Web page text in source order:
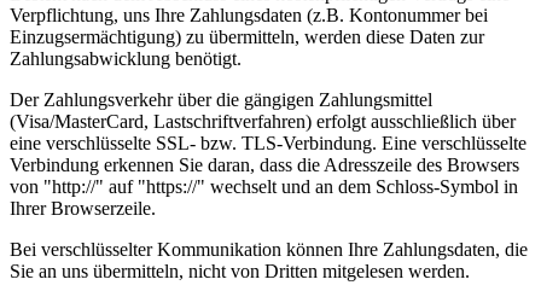
Verpflichtung, uns Ihre Zahlungsdaten (z.B. Kontonummer bei
Einzugsermächtigung) zu übermitteln, werden diese Daten zur
Zahlungsabwicklung benötigt.
Der Zahlungsverkehr über die gängigen Zahlungsmittel
(Visa/MasterCard, Lastschriftverfahren) erfolgt ausschließlich über
eine verschlüsselte SSL- bzw. TLS-Verbindung. Eine verschlüsselte
Verbindung erkennen Sie daran, dass die Adresszeile des Browsers
von "http://" auf "https://" wechselt und an dem Schloss-Symbol in
Ihrer Browserzeile.
Bei verschlüsselter Kommunikation können Ihre Zahlungsdaten, die
Sie an uns übermitteln, nicht von Dritten mitgelesen werden.